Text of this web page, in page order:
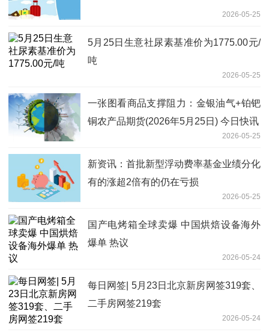
2026-05-25
5月25日生意社尿素基准价为1775.00元/
吨
2026-05-25
一张图看商品支撑阻力：金银油气+铂钯
铜农产品期货(2026年5月25日) 今日快讯
2026-05-25
新资讯：首批新型浮动费率基金业绩分化
有的涨超2倍有的仍在亏损
2026-05-25
国产电烤箱全球卖爆 中国烘焙设备海外
爆单 热议
2026-05-24
每日网签| 5月23日北京新房网签319套、
二手房网签219套
2026-05-24